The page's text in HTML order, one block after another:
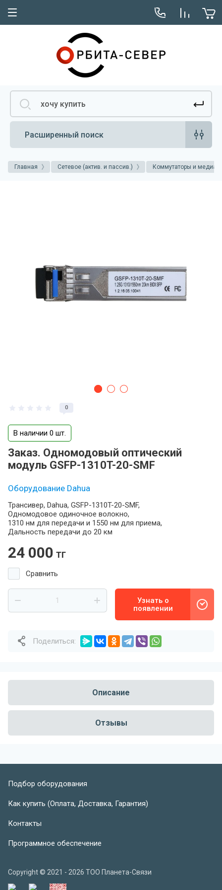
Расширенный поиск
Главная Сетевое (актив. и пассив.) Коммутаторы и
0
В наличии 0 шт.
Заказ. Одномодовый оптический
модуль GSFP-1310T-20-SMF
Оборудование Dahua
Трансивер, Dahua, GSFP-1310T-20-SMF,
Одномодовое одиночное волокно,
1310 нм для передачи и 1550 нм для приема,
Дальность передачи до 20 км
24 000 тг
Сравнить
Узнать о
появлении
Поделиться:
Описание
Отзывы
Подбор оборудования
Как купить (Оплата, Доставка, Гарантия)
Контакты
Программное обеспечение
Copyright © 2021 - 2026 ТОО Планета-Связи